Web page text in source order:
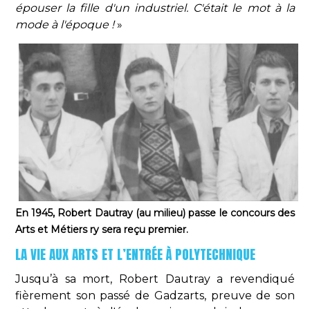
épouser la fille d'un industriel. C'était le mot à la
mode à l'époque !»
En 1945, Robert Dautray (au milieu) passe le concours des
Arts et Métiers ry sera reçu premier.
LA VIE AUX ARTS ET L’ENTRÉE À POLYTECHNIQUE
Jusqu’à sa mort, Robert Dautray a revendiqué
fièrement son passé de Gadzarts, preuve de son